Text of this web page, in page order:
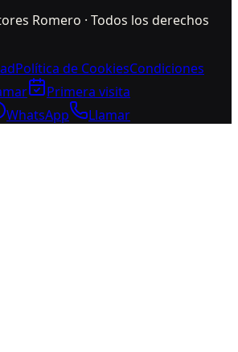
Romero · Todos los derechos
Política de CookiesCondiciones
Primera visita
WhatsApp Llamar